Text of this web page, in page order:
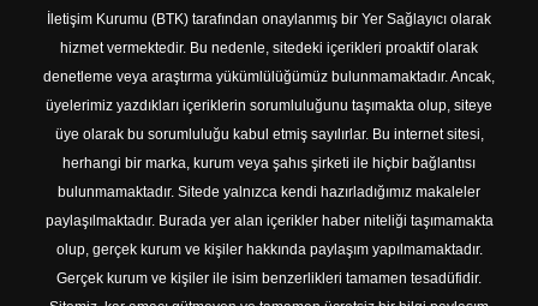
İletişim Kurumu (BTK) tarafından onaylanmış bir Yer Sağlayıcı olarak
hizmet vermektedir. Bu nedenle, sitedeki içerikleri proaktif olarak
denetleme veya araştırma yükümlülüğümüz bulunmamaktadır. Ancak,
üyelerimiz yazdıkları içeriklerin sorumluluğunu taşımakta olup, siteye
üye olarak bu sorumluluğu kabul etmiş sayılırlar. Bu internet sitesi,
herhangi bir marka, kurum veya şahıs şirketi ile hiçbir bağlantısı
bulunmamaktadır. Sitede yalnızca kendi hazırladığımız makaleler
paylaşılmaktadır. Burada yer alan içerikler haber niteliği taşımamakta
olup, gerçek kurum ve kişiler hakkında paylaşım yapılmamaktadır.
Gerçek kurum ve kişiler ile isim benzerlikleri tamamen tesadüfidir.